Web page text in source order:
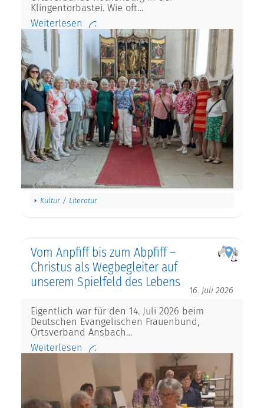
Klingentorbastei. Wie oft…
Weiterlesen
Kultur / Literatur
Vom Anpfiff bis zum Abpfiff –
Christus als Wegbegleiter auf
unserem Spielfeld des Lebens
16. Juli 2026
Eigentlich war für den 14. Juli 2026 beim
Deutschen Evangelischen Frauenbund,
Ortsverband Ansbach…
Weiterlesen